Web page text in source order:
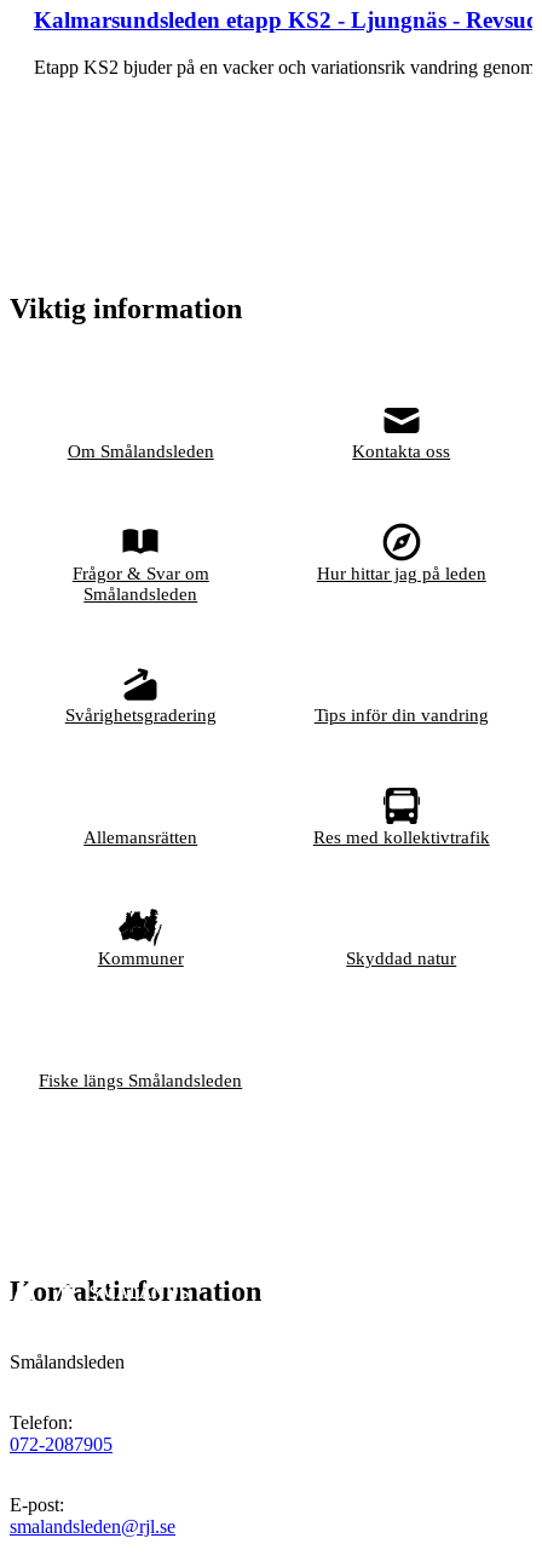
Kalmarsundsleden etapp KS2 - Ljungnäs -
Etapp KS2 bjuder på en vacker och variationsrik vandring
Viktig information
Om Smålandsleden Kontakta oss
Frågor & Svar om
Smålandsleden
Hur hittar jag på leden
Svårighetsgradering Tips inför din vandring
Allemansrätten Res med kollektivtrafik
Kommuner Skyddad natur
Fiske längs Smålandsleden
Kontaktinformation
Smålandsleden
Telefon:
072-2087905
E-post:
smalandsleden@rjl.se